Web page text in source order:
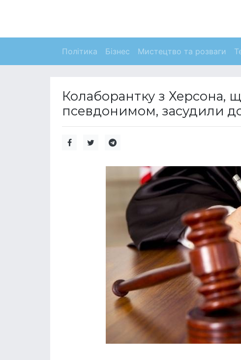
Політика Бізнес Мистецтво та розваги
Колаборантку з Херсона,
псевдонимом, засудили